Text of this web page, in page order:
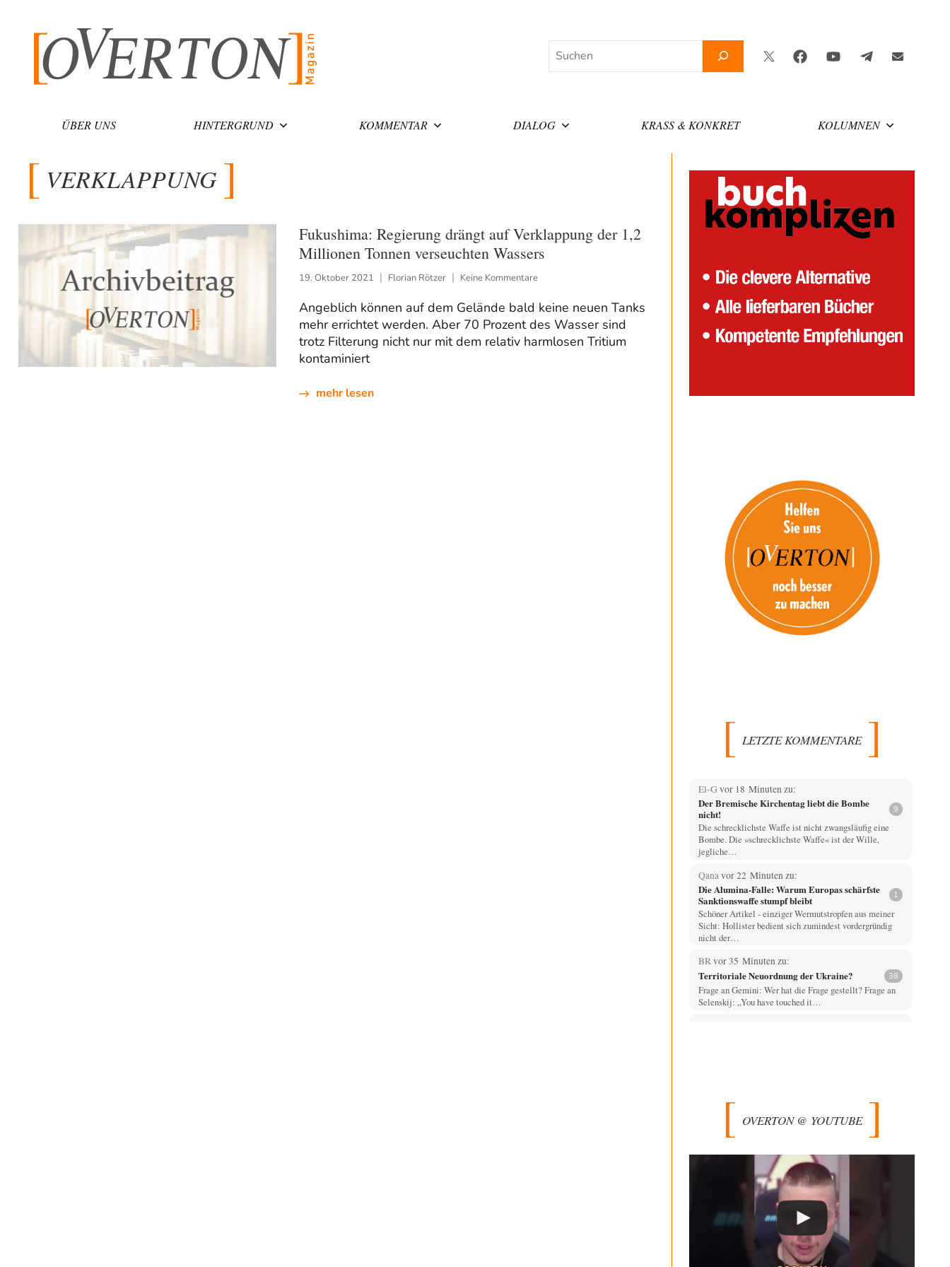
Suchen
TwitterFacebookYouTubeTelegramNewsletter
ÜBER UNS HINTERGRUND KOMMENTAR DIALOG KRASS & KONKRET KOLUMNEN
VERKLAPPUNG
Fukushima: Regierung drängt auf Verklappung der 1,2
Millionen Tonnen verseuchten Wassers
19. Oktober 2021 Florian Rötzer Keine Kommentare
Angeblich können auf dem Gelände bald keine neuen Tanks
mehr errichtet werden. Aber 70 Prozent des Wasser sind
trotz Filterung nicht nur mit dem relativ harmlosen Tritium
kontaminiert
mehr lesen
LETZTE KOMMENTARE
El-Gvor 18 Minuten zu:
Der Bremische Kirchentag liebt die Bombe
nicht!
9
Die schrecklichste Waffe ist nicht zwangsläufig eine
Bombe. Die »schrecklichste Waffe« ist der Wille,
jegliche…
Qana vor 22 Minuten zu:
Die Alumina-Falle: Warum Europas schärfste
Sanktionswaffe stumpf bleibt
1
Schöner Artikel - einziger Wermutstropfen aus meiner
Sicht: Hollister bedient sich zumindest vordergründig
nicht der…
BRvor 35 Minuten zu:
Territoriale Neuordnung der Ukraine? 38
Frage an Gemini: Wer hat die Frage gestellt? Frage an
Selenskij: „You have touched it…
Bernievor 2 Stunden zu:
CSD-Anschlag: Amri 2.0?
vor 2 Stunden zu:
Wien, die heißeste Stadt
Genau! Und was natürlich dazu kommt sind die
überbordenden Rechenzentren! Heute muss ja jeder
wegen…
vor 3 Stunden zu:
Statt Dunkelflaute eher Hitze-Blackout wegen
OVERTON @ YOUTUBE